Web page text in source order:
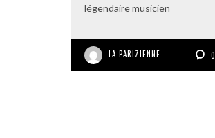
légendaire musicien
LA PARIZIENNE 0